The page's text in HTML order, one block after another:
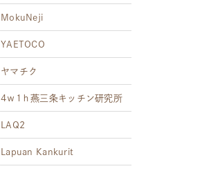
MokuNeji
YAETOCO
ヤマチク
4ｗ1ｈ燕三条キッチン研究所
LAQ2
Lapuan Kankurit